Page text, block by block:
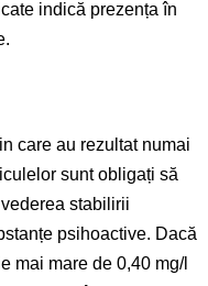
indică prezența în
care au rezultat numai
sunt obligați să
stabilirii
psihoactive. Dacă
mai mare de 0,40 mg/l